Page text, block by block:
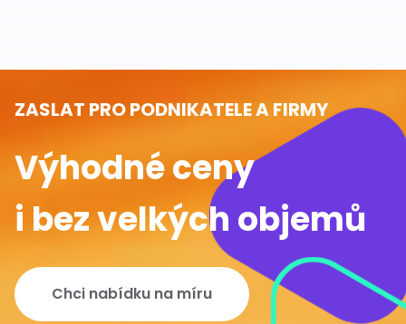
ZASLAT PRO PODNIKATELE A FIRMY
Výhodné ceny
i bez velkých objemů
Chci nabídku na míru